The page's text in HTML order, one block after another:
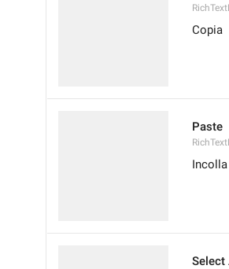
Copia
Paste
Incolla
Select